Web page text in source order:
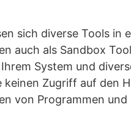
sich diverse Tools in
auch als Sandbox
System und
keinen Zugriff auf den
von Programmen